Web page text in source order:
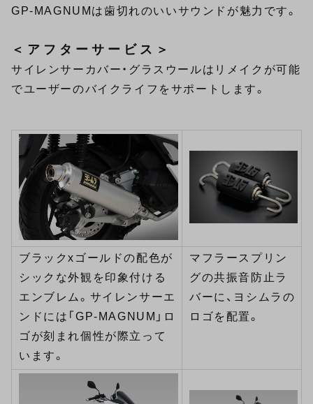
GP-MAGNUMは歯切れのいいサウンドが魅力です。
＜アフターサービス＞
サイレンサーカバー・グラスウールはリメイクが可能
でユーザーのバイクライフをサポートします。
ブラックxゴールドの配色が
シックな外観を印象付ける
エンブレム。サイレンサーエ
ンドには「GP-MAGNUM」ロ
ゴが刻まれ個性が際立って
います。
マフラースプリン
グの共振音防止ラ
バーに、ヨシムラの
ロゴを配置。